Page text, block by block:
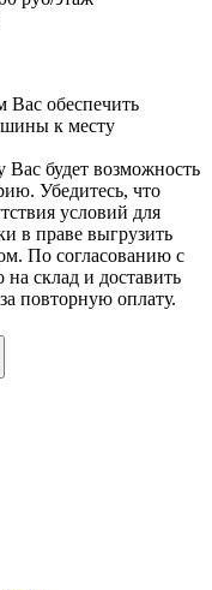
Вас обеспечить
к месту
Вас будет возможность
Убедитесь, что
условий для
в праве выгрузить
По согласованию с
склад и доставить
повторную оплату.